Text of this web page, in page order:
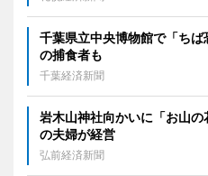
千葉県立中央博物館で「ち
の捕食者も
千葉経済新聞
岩木山神社向かいに「お山
の夫婦が経営
弘前経済新聞